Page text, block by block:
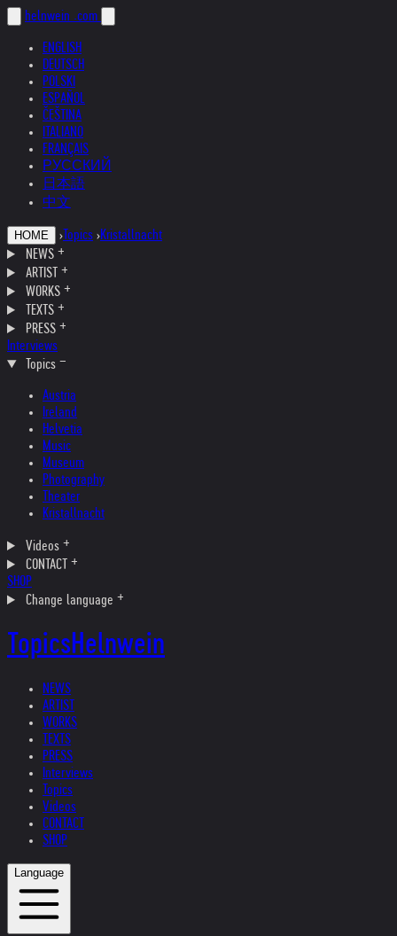
helnwein .com
ENGLISH
DEUTSCH
POLSKI
ESPAÑOL
ČEŠTINA
ITALIANO
FRANÇAIS
РУССКИЙ
日本語
中文
HOME › Topics ›Kristallnacht
NEWS
ARTIST
WORKS
TEXTS
PRESS
Interviews
Topics
Austria
Ireland
Helvetia
Music
Museum
Photography
Theater
Kristallnacht
Videos
CONTACT
SHOP
Change language
TopicsHelnwein
NEWS
ARTIST
WORKS
TEXTS
PRESS
Interviews
Topics
Videos
CONTACT
SHOP
Language